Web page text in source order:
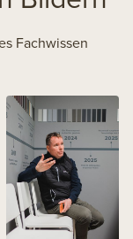
Fachwissen